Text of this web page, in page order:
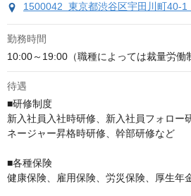
1500042 東京都渋谷区宇田川町40-
勤務時間
10:00～19:00（職種によっては裁量労働
待遇
■研修制度
新入社員入社時研修、新入社員フォロー
ネージャー昇格時研修、幹部研修など
■各種保険
健康保険、雇用保険、労災保険、厚生年